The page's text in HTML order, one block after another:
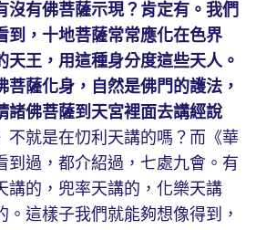
沒有佛菩薩示現？肯定有。我們
到，十地菩薩常常應化在色界
天王，用這種身分度這些天人。
菩薩化身，自然是佛門的護法，
諸佛菩薩到天宮裡面去講經說
不就是在忉利天講的嗎？而《華
到過，都介紹過，七處九會。有
講的，兜率天講的，化樂天講
。這樣子我們就能夠想像得到，